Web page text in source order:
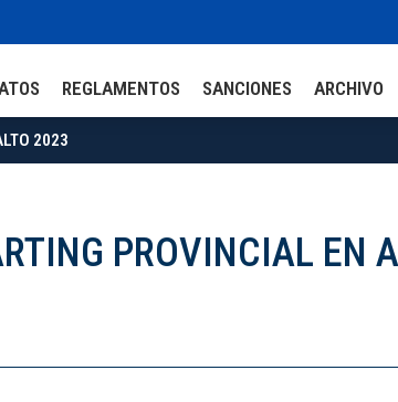
REGLAMENTOS SANCIONES ARCHIVO
2023
PROVINCIAL EN